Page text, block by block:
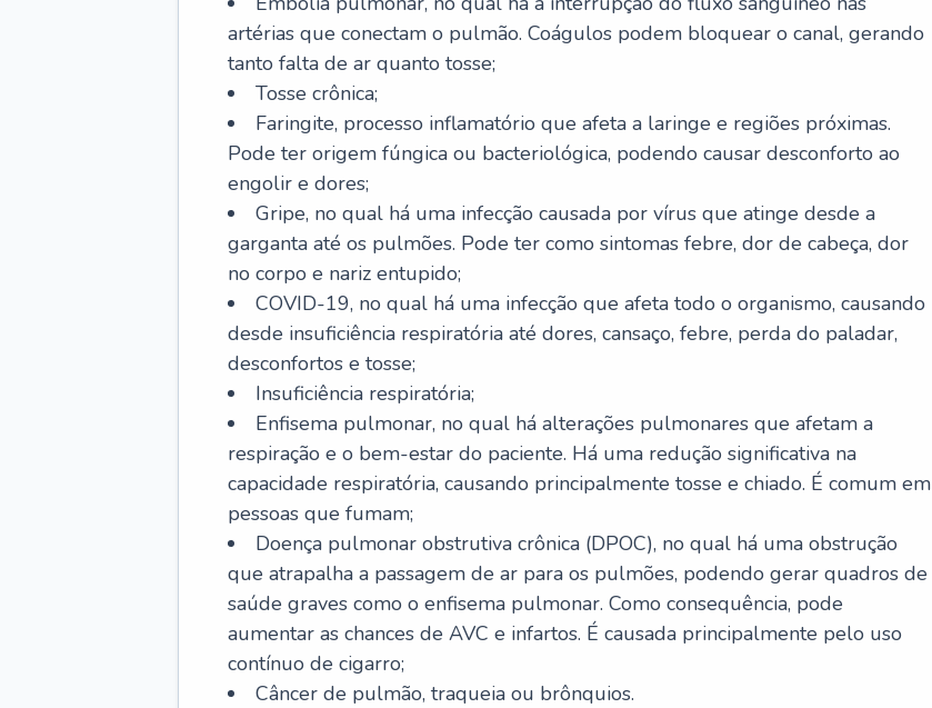
artérias que conectam o pulmão. Coágulos podem bloquear o canal, gerando
tanto falta de ar quanto tosse;
Tosse crônica;
Faringite, processo inflamatório que afeta a laringe e regiões próximas.
Pode ter origem fúngica ou bacteriológica, podendo causar desconforto ao
engolir e dores;
Gripe, no qual há uma infecção causada por vírus que atinge desde a
garganta até os pulmões. Pode ter como sintomas febre, dor de cabeça, dor
no corpo e nariz entupido;
COVID-19, no qual há uma infecção que afeta todo o organismo, causando
desde insuficiência respiratória até dores, cansaço, febre, perda do paladar,
desconfortos e tosse;
Insuficiência respiratória;
Enfisema pulmonar, no qual há alterações pulmonares que afetam a
respiração e o bem-estar do paciente. Há uma redução significativa na
capacidade respiratória, causando principalmente tosse e chiado. É comum em
pessoas que fumam;
Doença pulmonar obstrutiva crônica (DPOC), no qual há uma obstrução
que atrapalha a passagem de ar para os pulmões, podendo gerar quadros de
saúde graves como o enfisema pulmonar. Como consequência, pode
aumentar as chances de AVC e infartos. É causada principalmente pelo uso
contínuo de cigarro;
Câncer de pulmão, traqueia ou brônquios.